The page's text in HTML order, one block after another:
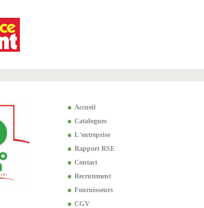
Accueil
Catalogues
L'entreprise
Rapport RSE
Contact
Recrutement
Fournisseurs
CGV